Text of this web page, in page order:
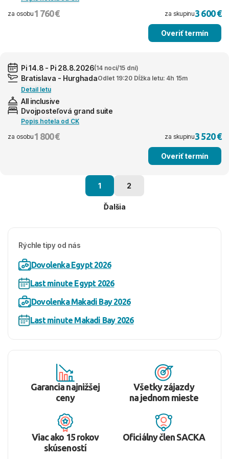
za osobu 1 760 € za skupinu3 600 €
Overiť termín
Pi 14.8 - Pi 28.8.2026(14 nocí/15 dní)
Bratislava - HurghadaOdlet 19:20 Dĺžka letu: 4h 15m
Detail letu
All inclusive
Dvojposteľová grand suite
Popis hotela od CK
za osobu 1 800 € za skupinu3 520 €
Overiť termín
1 2
Ďalšia
Rýchle tipy od nás
Dovolenka Egypt 2026
Last minute Egypt 2026
Dovolenka Makadi Bay 2026
Last minute Makadi Bay 2026
Garancia najnižšej
ceny
Všetky zájazdy
na jednom mieste
Viac ako 15 rokov
skúseností
Oficiálny člen SACKA